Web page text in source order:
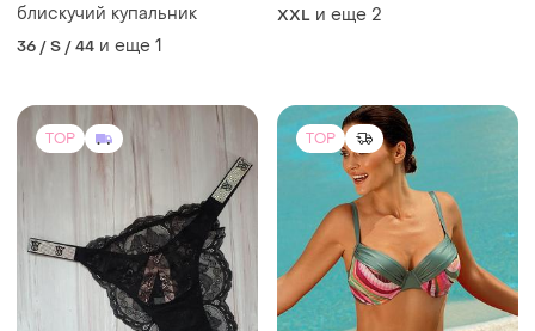
блискучий купальник
36 / S / 44 и еще 1
2xl-3xl-4xl
XXL и еще 2
TOP TOP